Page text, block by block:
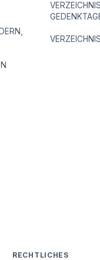
RECHTLICHES